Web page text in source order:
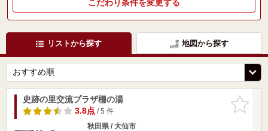
こだわり条件を変更する
リストから探す 地図から探す
お気に入
りに追加
史跡の里交流プラザ柵の湯
3.8点/ 5 件
秋田県 / 大仙市